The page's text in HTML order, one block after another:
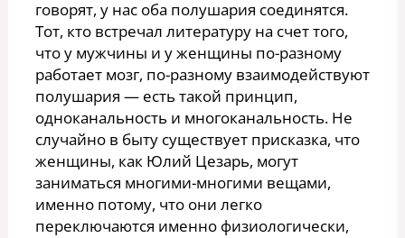
говорят, у нас оба полушария соединятся.
Тот, кто встречал литературу на счет того,
что у мужчины и у женщины по-разному
работает мозг, по-разному взаимодействуют
полушария — есть такой принцип,
одноканальность и многоканальность. Не
случайно в быту существует присказка, что
женщины, как Юлий Цезарь, могут
заниматься многими-многими вещами,
именно потому, что они легко
переключаются именно физиологически,